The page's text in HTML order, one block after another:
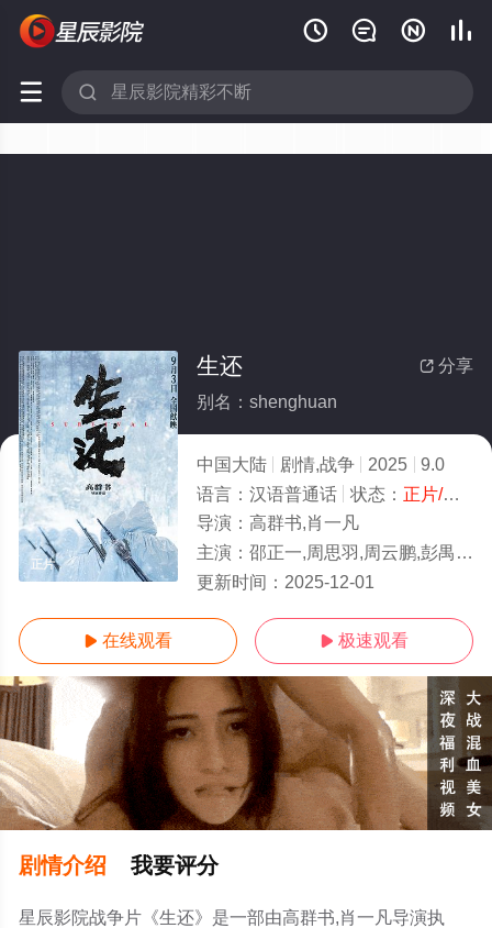
   
 
正片
 分享
生还
别名：shenghuan
中国大陆 剧情,战争 2025
9.0
语言： 汉语普通话 状态： 正片/高清
导演： 高群书,肖一凡
主演： 邵正一,周思羽,周云鹏,彭禺厶,徐励,邱健,侯佳音,徐雅惠,刘頔,李昕廷,,王天心,,李梦瑶
更新时间： 2025-12-01
 在线观看  极速观看
剧情介绍 我要评分
星辰影院战争片《生还》是一部由高群书,肖一凡导演执